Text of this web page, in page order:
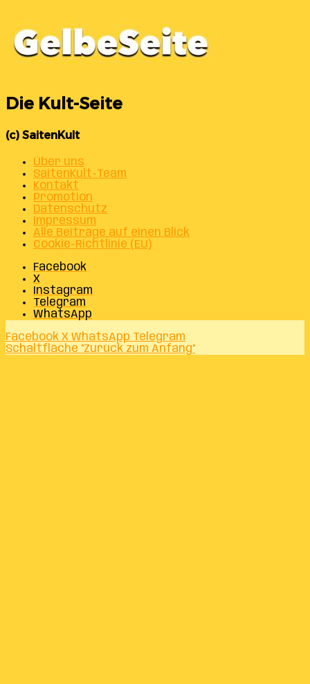
Die Kult-Seite
(c) SaitenKult
Über uns
SaitenKult-Team
Kontakt
Promotion
Datenschutz
Impressum
Alle Beiträge auf einen Blick
Cookie-Richtlinie (EU)
Facebook
X
Instagram
Telegram
WhatsApp
Facebook X WhatsApp Telegram
Schaltfläche "Zurück zum Anfang"